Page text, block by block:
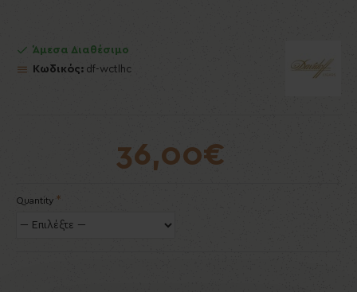
36,00€
Άμεσα Διαθέσιμο
Κωδικός: df-wctlhc
Quantity